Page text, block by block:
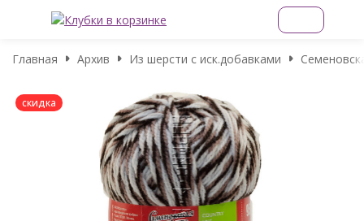
Главная Архив Из шерсти с иск.добавками
скидка